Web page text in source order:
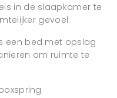
in de slaapkamer te
gevoel.
een bed met opslag
om ruimte te